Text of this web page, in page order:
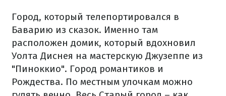
Город, который телепортировался в
Баварию из сказок. Именно там
расположен домик, который вдохновил
Уолта Диснея на мастерскую Джузеппе из
"Пиноккио". Город романтиков и
Рождества. По местным улочкам можно